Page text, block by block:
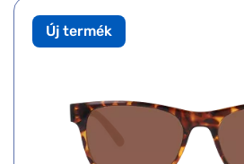
Új termék